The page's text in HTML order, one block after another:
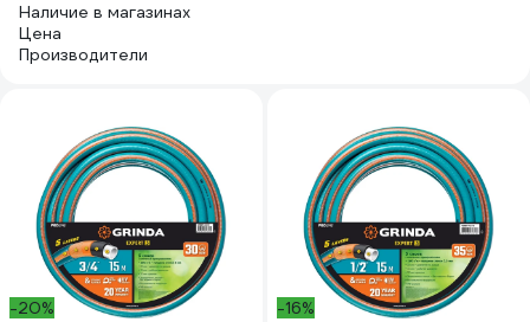
Наличие в магазинах
Цена
Производители
-20%
-16%